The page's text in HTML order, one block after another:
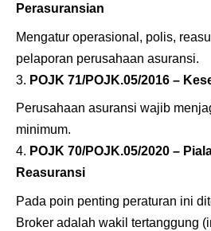
Perasuransian
Mengatur operasional, polis,
pelaporan perusahaan asuransi.
POJK 71/POJK.05/2016 –
Perusahaan asuransi wajib
minimum.
POJK 70/POJK.05/2020 –
Reasuransi
Pada poin penting peraturan ini
Broker adalah wakil tertanggung